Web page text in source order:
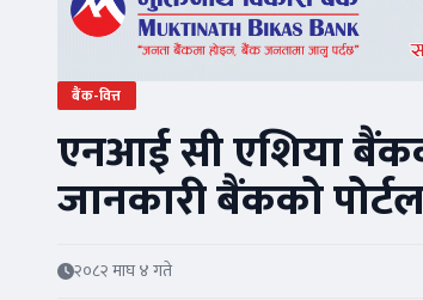
बैंक-वित्त
एनआई सी एशिया
जानकारी बैंकको
२०८२ माघ ४ गते